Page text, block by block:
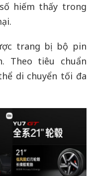
hiếm thấy trong
trang bị bộ pin
Theo tiêu chuẩn
di chuyển tối đa